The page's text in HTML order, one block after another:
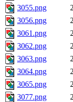
3055.png
3056.png
3061.png
3062.png
3063.png
3064.png
3065.png
3077.png